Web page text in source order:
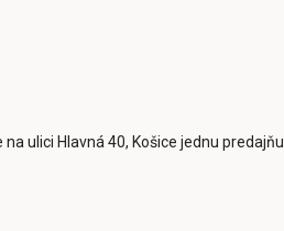
ulici Hlavná 40, Košice jednu predajňu